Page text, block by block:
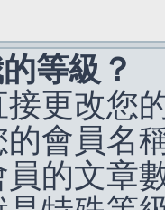
等級？
更改您
會員名
的文章